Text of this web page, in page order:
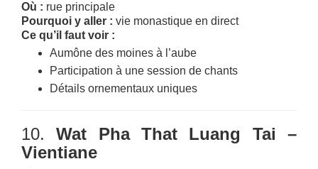
Où : rue principale
Pourquoi y aller : vie monastique en direct
Ce qu’il faut voir :
Aumône des moines à l’aube
Participation à une session de chants
Détails ornementaux uniques
10.Wat Pha That Luang Tai –
Vientiane